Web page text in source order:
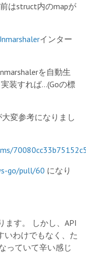
はstruct内のmapが
インター
を自動生
装すれば…(Goの標
変参考になりまし
go/pull/60 になり
ます。 しかし、API
いわけでもなく、た
っていて辛い感じ